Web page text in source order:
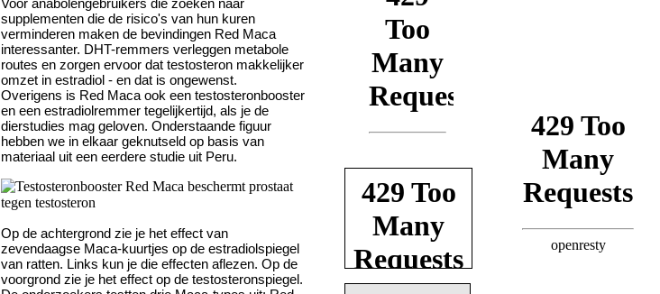
Voor anabolengebruikers die zoeken naar
supplementen die de risico's van hun kuren
verminderen maken de bevindingen Red Maca
interessanter. DHT-remmers verleggen metabole
routes en zorgen ervoor dat testosteron makkelijker
omzet in estradiol - en dat is ongewenst.
Overigens is Red Maca ook een testosteronbooster
en een estradiolremmer tegelijkertijd, als je de
dierstudies mag geloven. Onderstaande figuur
hebben we in elkaar geknutseld op basis van
materiaal uit een eerdere studie uit Peru.
Op de achtergrond zie je het effect van
zevendaagse Maca-kuurtjes op de estradiolspiegel
van ratten. Links kun je die effecten aflezen. Op de
voorgrond zie je het effect op de testosteronspiegel.